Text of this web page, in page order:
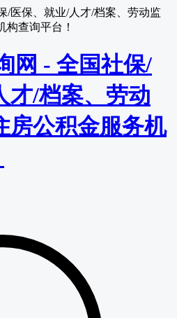
/医保、就业/人才/档案、劳动监
构查询平台！
网 - 全国社保/
才/档案、劳动
房公积金服务机